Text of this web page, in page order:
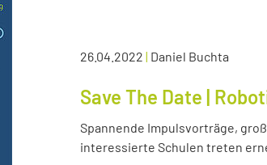
26.04.2022 | Daniel Buchta
Save The Date |
Spannende Impulsvorträge,
interessierte Schulen treten